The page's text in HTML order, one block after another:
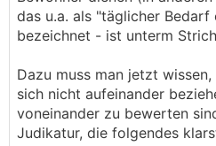
das u.a. als "täglicher
bezeichnet - ist unterm
Dazu muss man jetzt
sich nicht aufeinander
voneinander zu bewerten
Judikatur, die folgendes